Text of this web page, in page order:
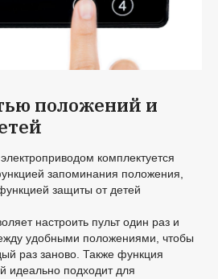
положений и
комплектуется
запоминания положения,
защиты от детей
настроить пульт один раз и
удобными положениями, чтобы
раз заново. Также функция
идеально подходит для